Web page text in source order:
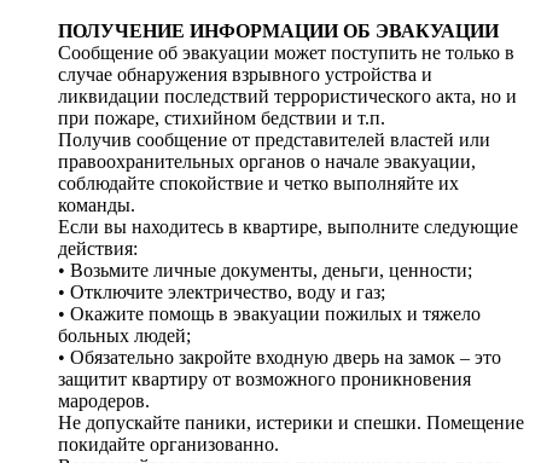
ПОЛУЧЕНИЕ ИНФОРМАЦИИ ОБ ЭВАКУАЦИИ
Сообщение об эвакуации может поступить не только в
случае обнаружения взрывного устройства и
ликвидации последствий террористического акта, но и
при пожаре, стихийном бедствии и т.п.
Получив сообщение от представителей властей или
правоохранительных органов о начале эвакуации,
соблюдайте спокойствие и четко выполняйте их
команды.
Если вы находитесь в квартире, выполните следующие
действия:
• Возьмите личные документы, деньги, ценности;
• Отключите электричество, воду и газ;
• Окажите помощь в эвакуации пожилых и тяжело
больных людей;
• Обязательно закройте входную дверь на замок – это
защитит квартиру от возможного проникновения
мародеров.
Не допускайте паники, истерики и спешки. Помещение
покидайте организованно.